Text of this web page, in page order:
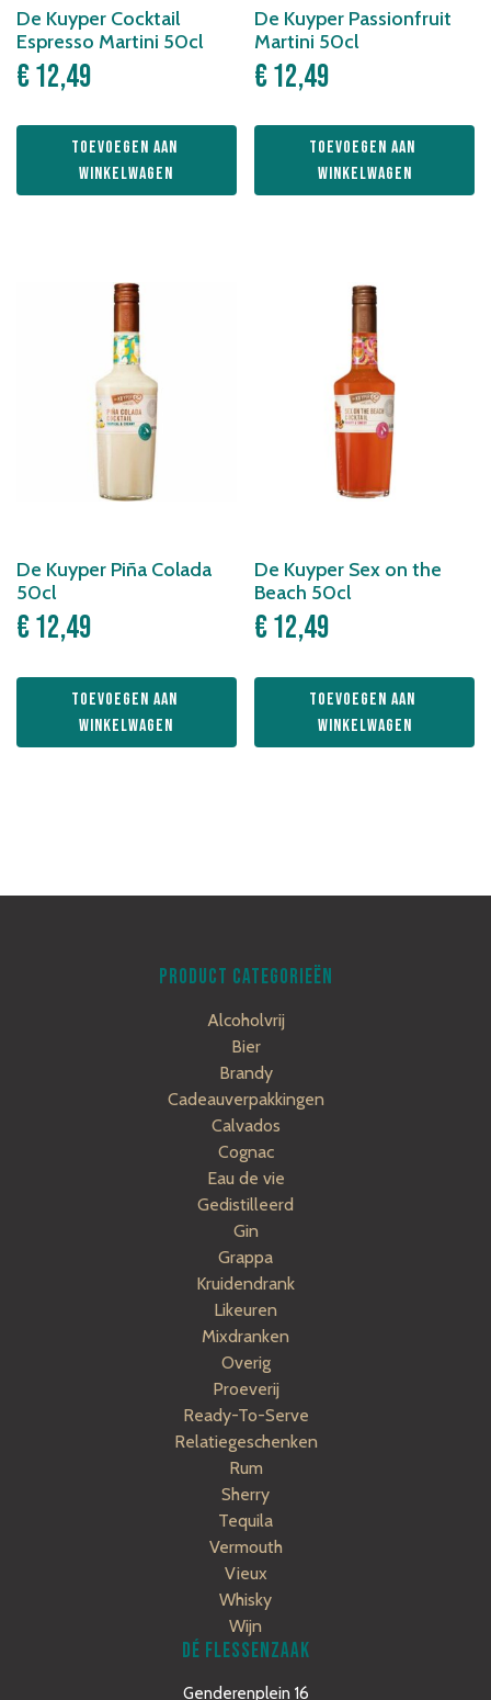
De Kuyper Cocktail
Espresso Martini 50cl
€12,49
Toevoegen aan
winkelwagen
De Kuyper Passionfruit
Martini 50cl
€12,49
Toevoegen aan
winkelwagen
De Kuyper Piña Colada
50cl
€12,49
Toevoegen aan
winkelwagen
De Kuyper Sex on the
Beach 50cl
€12,49
Toevoegen aan
winkelwagen
PRODUCT CATEGORIEËN
Alcoholvrij
Bier
Brandy
Cadeauverpakkingen
Calvados
Cognac
Eau de vie
Gedistilleerd
Gin
Grappa
Kruidendrank
Likeuren
Mixdranken
Overig
Proeverij
Ready-To-Serve
Relatiegeschenken
Rum
Sherry
Tequila
Vermouth
Vieux
Whisky
Wijn
DÉ FLESSENZAAK
Genderenplein 16